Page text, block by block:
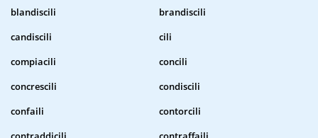
blandiscili
brandiscili
candiscili
cili
compiacili
concili
concrescili
condiscili
confaili
contorcili